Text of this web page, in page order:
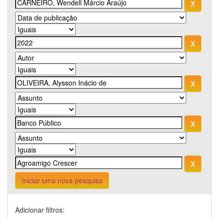
Iniciar uma nova pesquisa
Adicionar filtros: